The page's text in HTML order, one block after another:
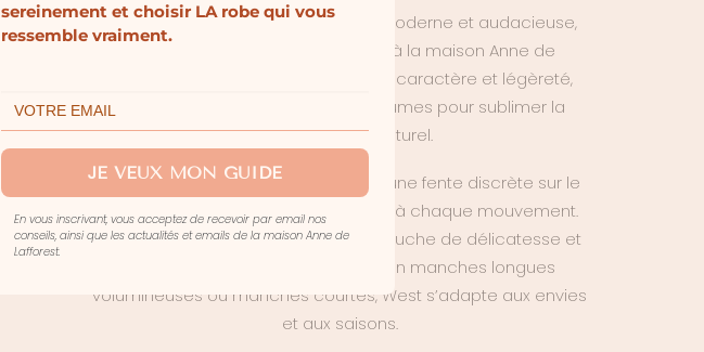
La robe West incarne une féminité moderne et audacieuse,
fidèle à l’élégance épurée chère à la maison Anne de
Lafforest. Cette robe de mariée allie caractère et légèreté,
jouant avec les matières et les volumes pour sublimer la
silhouette avec naturel.
Sa jupe en crêpe fluide, ponctuée d’une fente discrète sur le
côté, dévoile la jambe avec subtilité à chaque mouvement.
Le haut en tulle brodé apporte une touche de délicatesse et
de raffinement. Déclinée en version manches longues
volumineuses ou manches courtes, West s’adapte aux envies
et aux saisons.
sereinement et choisir LA robe qui vous
ressemble vraiment.
JE VEUX MON GUIDE
En vous inscrivant, vous acceptez de recevoir par email nos
conseils, ainsi que les actualités et emails de la maison Anne de
Lafforest.